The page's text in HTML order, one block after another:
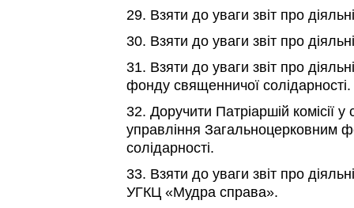
29. Взяти до уваги звіт про
30. Взяти до уваги звіт про
31. Взяти до уваги звіт про
фонду священничої солідарності.
32. Доручити Патріаршій комісії
управління Загальноцерковним
солідарності.
33. Взяти до уваги звіт про
УГКЦ «Мудра справа».